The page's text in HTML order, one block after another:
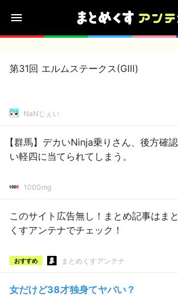
第31回 エルムステークス(GⅢ)
NaNじぇい
【群馬】デカいNinja乗りさん、後方確
い軽四に当てられてしまう。
1000mg
このサイト広告無し！まとめ記事はま
くすアンテナでチェック！
おすすめ まとめくすアンテナ
女だけど38才独身てヤバい？